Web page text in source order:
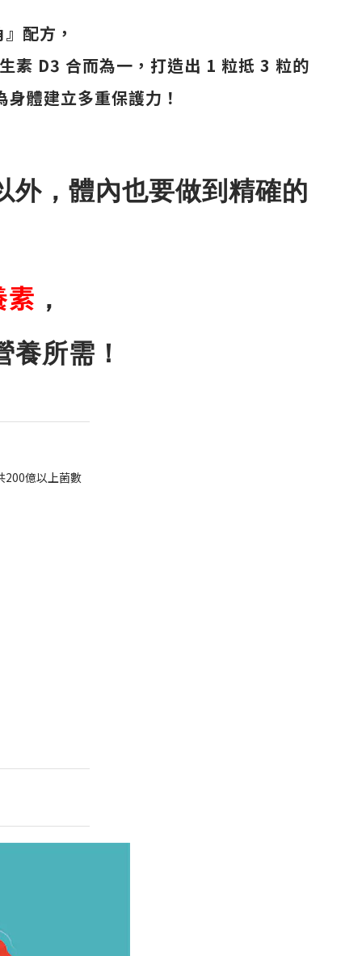
配方，
素 D3 合而為一，打造出 1 粒抵 3 粒的
體建立多重保護力！
外，體內也要做到精確的
素 ，
所需！
200億以上菌數